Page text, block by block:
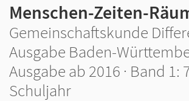
Menschen-Zeiten-
Gemeinschaftskunde
Ausgabe Baden-
Ausgabe ab 2016 · Band 1:
Schuljahr